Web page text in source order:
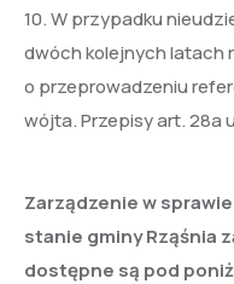
10. W przypadku
dwóch kolejnych latach
o przeprowadzeniu
wójta. Przepisy art. 28a
Zarządzenie w
stanie gminy Rząśnia
dostępne są pod